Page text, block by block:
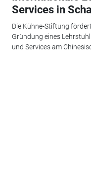
Services in
Die Kühne-Stiftung
Gründung eines
und Services am